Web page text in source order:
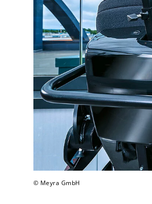
© Meyra GmbH